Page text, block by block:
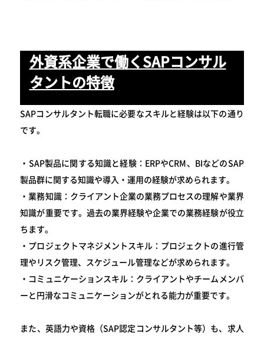
外資系企業で働くSAPコンサル
タントの特徴
SAPコンサルタント転職に必要なスキルと経験は以下の通り
です。
・SAP製品に関する知識と経験：ERPやCRM、BIなどのSAP
製品群に関する知識や導入・運用の経験が求められます。
・業務知識：クライアント企業の業務プロセスの理解や業界
知識が重要です。過去の業界経験や企業での業務経験が役立
ちます。
・プロジェクトマネジメントスキル：プロジェクトの進行管
理やリスク管理、スケジュール管理などが求められます。
・コミュニケーションスキル：クライアントやチームメンバ
ーと円滑なコミュニケーションがとれる能力が重要です。
また、英語力や資格（SAP認定コンサルタント等）も、求人